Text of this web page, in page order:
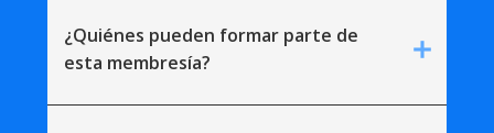
¿Quiénes pueden formar parte de
esta membresía?
add